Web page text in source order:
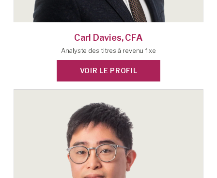
Carl Davies, CFA
Analyste des titres à revenu fixe
VOIR LE PROFIL